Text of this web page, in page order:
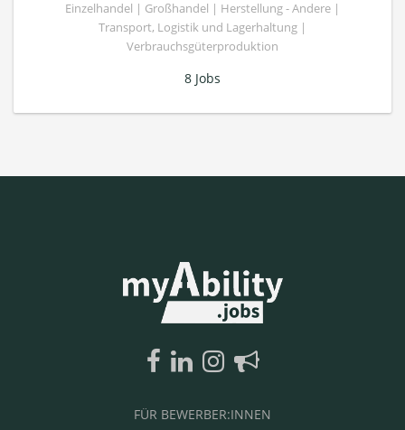
Einzelhandel | Großhandel | Herstellung - Andere |
Transport, Logistik und Lagerhaltung |
Verbrauchsgüterproduktion
8 Jobs
FÜR BEWERBER:INNEN